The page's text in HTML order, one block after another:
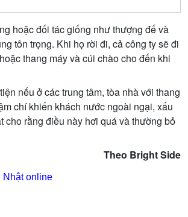
hoặc đối tác giống như thượng đế và
tôn trọng. Khi họ rời đi, cả công ty sẽ đi
thang máy và cúi chào cho đến khi
nếu ở các trung tâm, tòa nhà với thang
chí khiến khách nước ngoài ngại, xấu
cho rằng điều này hơi quá và thường bỏ
Theo Bright Side
online